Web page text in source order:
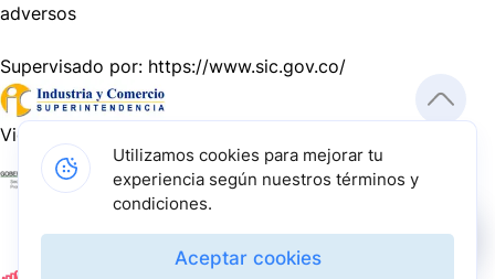
adversos
Supervisado por: https://www.sic.gov.co/
Vigilado por:
Gracias a nuestros impulsadores, podemos presentarte la
solución tecnológica más avanzada para resolver los
desafíos farmacéuticos de la actualidad.
Utilizamos cookies para mejorar tu
experiencia según nuestros términos y
condiciones.
Aceptar cookies